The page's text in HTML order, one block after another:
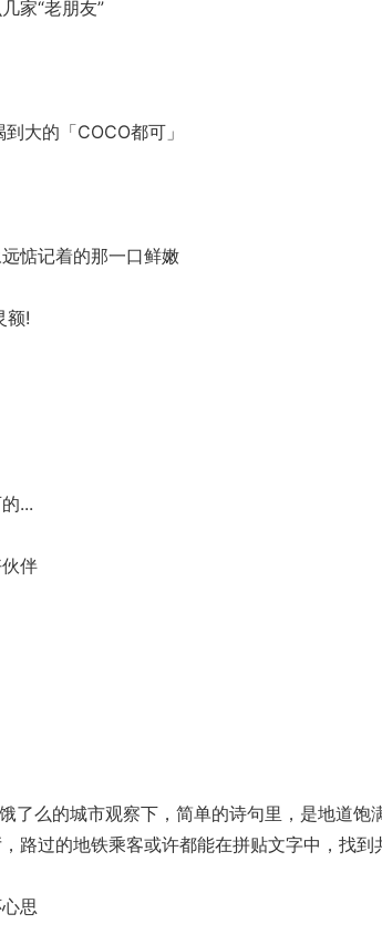
家“老朋友”
大的「COCO都可」
惦记着的那一口鲜嫩
!
...
伴
么的城市观察下，简单的诗句里，是地道饱
路过的地铁乘客或许都能在拼贴文字中，找到
思